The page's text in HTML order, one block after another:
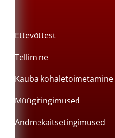
Ettevõttest
Tellimine
Kauba kohaletoimetamine
Müügitingimused
Andmekaitsetingimused